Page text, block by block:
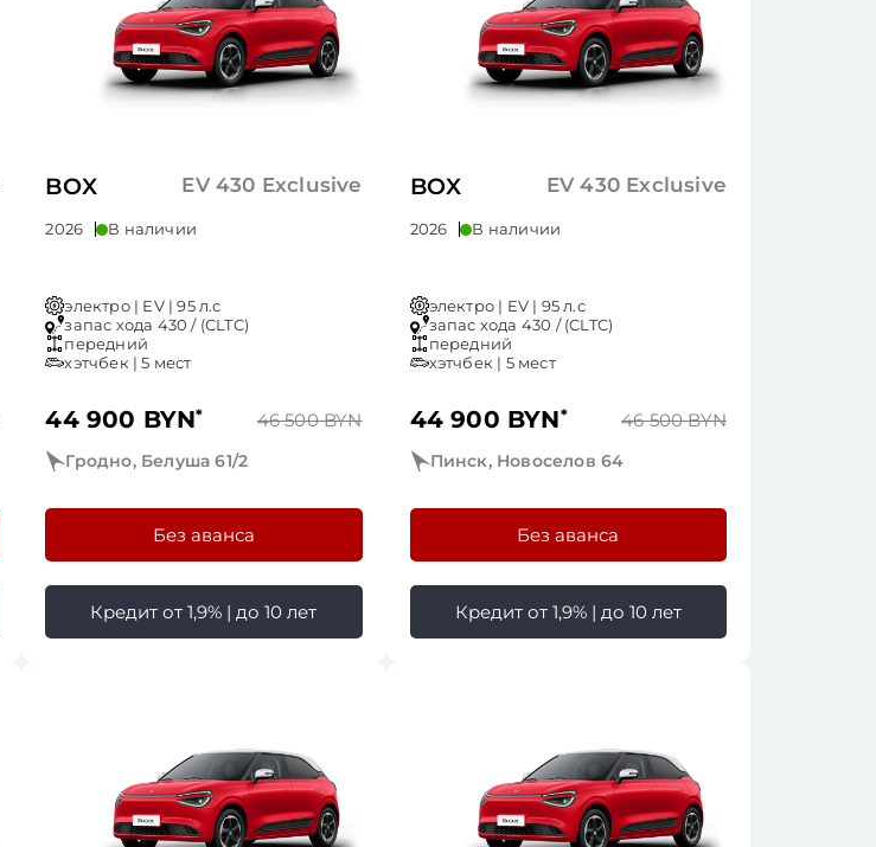
BOX EV 430 Exclusive
2026 В наличии
электро | EV | 95 л.с
запас хода 430 / (CLTC)
передний
хэтчбек | 5 мест
44 900 BYN* 46 500 BYN
Гродно, Белуша 61/2
Без аванса
Кредит от 1,9% | до 10 лет
BOX EV 430 Exclusive
2026 В наличии
электро | EV | 95 л.с
запас хода 430 / (CLTC)
передний
хэтчбек | 5 мест
44 900 BYN* 46 500 BYN
Пинск, Новоселов 64
Без аванса
Кредит от 1,9% | до 10 лет